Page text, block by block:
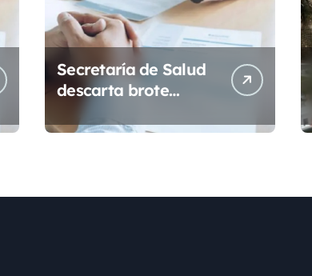
Secretaría de Salud
descarta brote
ciclosporiasis en
población